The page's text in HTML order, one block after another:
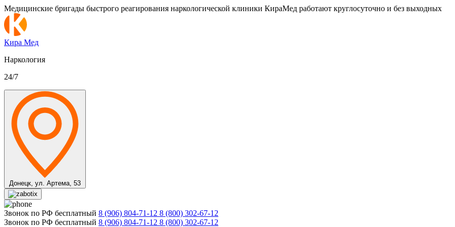
Медицинские бригады быстрого реагирования наркологической клиники КираМед работают круглосуточно и без выходных
Кира Мед
Наркология
24/7
Донецк, ул. Артема, 53
Звонок по РФ бесплатный 8 (906) 804-71-12 8 (800) 302-67-12
Звонок по РФ бесплатный 8 (906) 804-71-12 8 (800) 302-67-12